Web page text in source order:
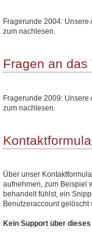
Fragerunde 2004: Unsere
zum nachlesen.
Fragen an das
Fragerunde 2009: Unsere
zum nachlesen.
Über unser
aufnehmen, zum Beispiel
behandelt fühlst, ein
Benutzeraccount gelöscht
Kein Support über